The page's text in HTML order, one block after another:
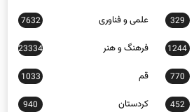
329 علمی و فناوری 7632
1244 فرهنگ و هنر 23334
770 قم 1033
452 کردستان 940